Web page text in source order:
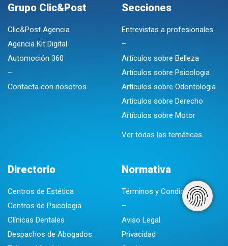
Grupo Clic&Post
Clic&Post Agencia
Agencia Kit Digital
Automoción 360
–
Contacta con nosotros
Secciones
Entrevistas a profesionales
–
Artículos sobre Belleza
Artículos sobre Psicologia
Artículos sobre Odontologia
Artículos sobre Derecho
Artículos sobre Motor
Ver todas las temáticas
Directorio
Centros de Estética
Centros de Psicologia
Clínicas Dentales
Despachos de Abogados
Normativa
Términos y Condiciones
–
Aviso Legal
Privacidad